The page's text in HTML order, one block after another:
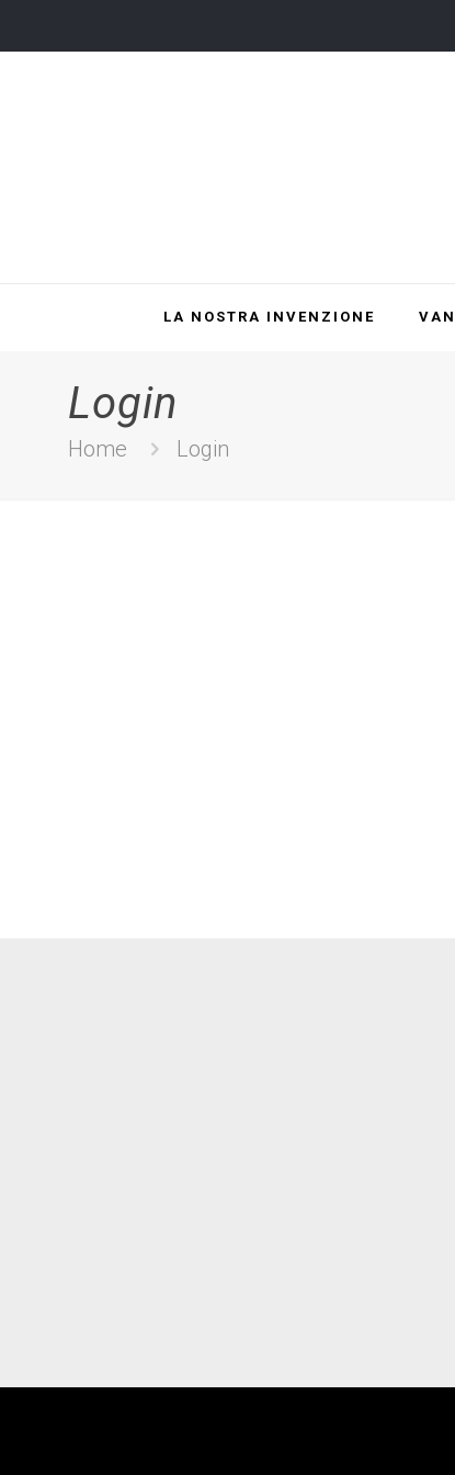
LA NOSTRA INVENZIONE
Login
Home Login